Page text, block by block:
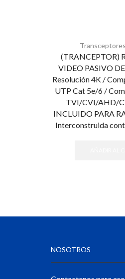
(TRANCEPTOR)
VIDEO PASIVO
Resolución 4K /
UTP Cat 5e/6 /
TVI/CVI/AHD/
INCLUIDO PARA
Interconstruida
NOSOTROS